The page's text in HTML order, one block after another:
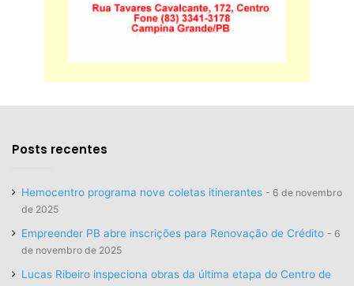
Posts recentes
Hemocentro programa nove coletas itinerantes
6 de novembro
de 2025
Empreender PB abre inscrições para Renovação de Crédito
6
de novembro de 2025
Lucas Ribeiro inspeciona obras da última etapa do Centro de